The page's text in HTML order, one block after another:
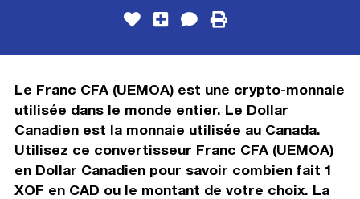
Le Franc CFA (UEMOA) est une crypto-monnaie
utilisée dans le monde entier. Le Dollar
Canadien est la monnaie utilisée au Canada.
Utilisez ce convertisseur Franc CFA (UEMOA)
en Dollar Canadien pour savoir combien fait 1
XOF en CAD ou le montant de votre choix. La